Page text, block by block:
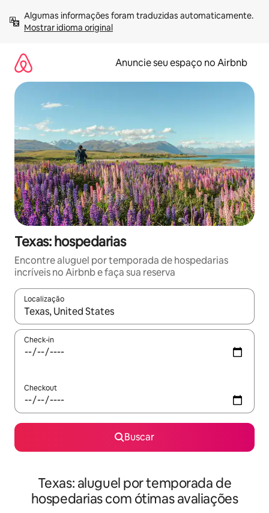
para
Mostrar idioma original
Anuncie seu espaço no Airbnb
Texas: hospedarias
Encontre aluguel por temporada de hospedarias
incríveis no Airbnb e faça sua reserva
Localização
Quando os resultados estiverem disponíveis, explore-os
Check-in
Checkout
Buscar
Texas: aluguel por temporada de
hospedarias com ótimas avaliações